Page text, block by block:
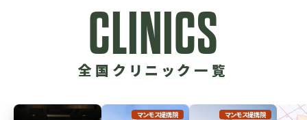
全国クリニック一覧
CLINICS
マンモス提携院 マンモス提携院